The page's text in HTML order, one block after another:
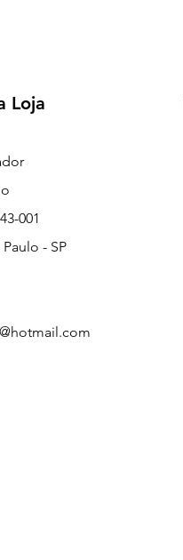
Loja
001
- SP